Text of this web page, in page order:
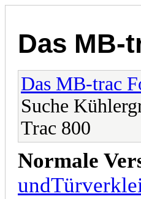
Das MB-
Das MB-trac
Suche
Trac 800
Normale